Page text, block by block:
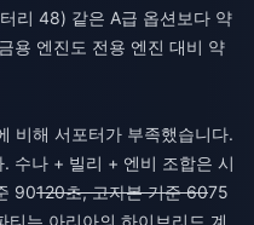
리 48) 같은 A급 옵션보다 약
용 엔진도 전용 엔진 대비 약
비해 서포터가 부족했습니다.
수나 + 빌리 + 엔비 조합은 시
90120초, 고자본 기준 6075
티는 아리아의 하이브리드 계